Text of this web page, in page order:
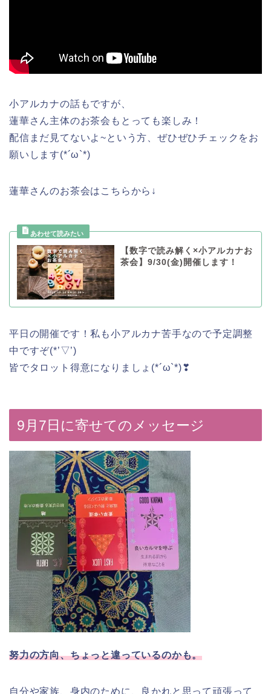
小アルカナの話もですが、
蓮華さん主体のお茶会もとっても楽しみ！
配信まだ見てないよ~という方、ぜひぜひチェックをお
願いします(*´ω`*)
蓮華さんのお茶会はこちらから↓
【数字で読み解く×小アルカナお
茶会】9/30(金)開催します！
平日の開催です！私も小アルカナ苦手なので予定調整
中ですぞ(*’▽’)
皆でタロット得意になりましょ(*´ω`*)❣
9月7日に寄せてのメッセージ
努力の方向、ちょっと違っているのかも。
自分や家族、身内のために、良かれと思って頑張って